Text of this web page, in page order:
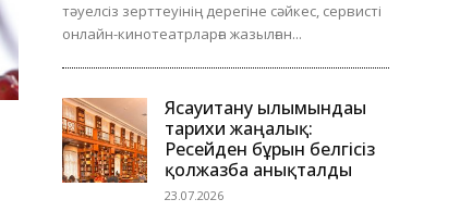
тәуелсіз зерттеуінің дерегіне сәйкес, сервисті
онлайн-кинотеатрларға жазылған...
Ясауитану ғылымындағы
тарихи жаңалық:
Ресейден бұрын белгісіз
қолжазба анықталды
23.07.2026